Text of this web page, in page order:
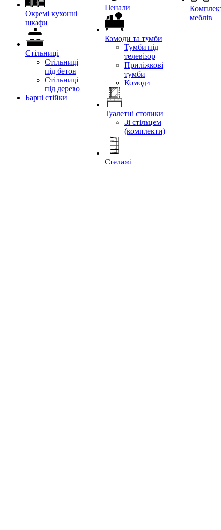
Окремі кухонні
шкафи
Стільниці
Стільниці
під бетон
Стільниці
під дерево
Барні стійки
Пенали
Комоди та тумби
Тумби під
телевізор
Приліжкові
тумби
Комоди
Туалетні столики
Зі стільцем
(комплекти)
Стелажі
меблів